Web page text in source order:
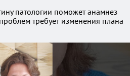
патологии поможет анамнез
требует изменения плана